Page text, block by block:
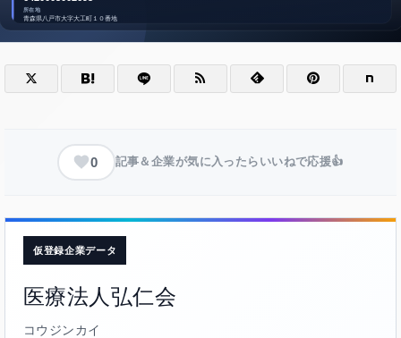
0 記事＆企業が気に入ったらいいねで応援👍
仮登録企業データ
医療法人弘仁会
コウジンカイ